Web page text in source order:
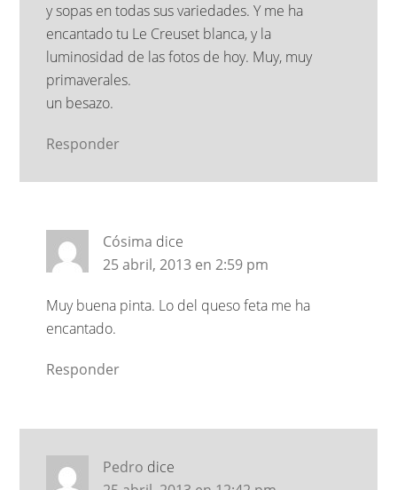
y sopas en todas sus variedades. Y me ha
encantado tu Le Creuset blanca, y la
luminosidad de las fotos de hoy. Muy, muy
primaverales.
un besazo.
Responder
Cósima dice
25 abril, 2013 en 2:59 pm
Muy buena pinta. Lo del queso feta me ha
encantado.
Responder
Pedro dice